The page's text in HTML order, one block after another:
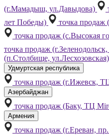
(г.Мамадыш, ул.Давыдова)
лет Победы)
точка продаж
точка продаж (с.Высокая
точка продаж
(п.Столбище, ул.Лесхозовская)
Удмуртская республика
точка продаж (г.Ижевск,
Азербайджан
точка продаж (Баку, ТЦ
Армения
точка продаж (г.Ереван,